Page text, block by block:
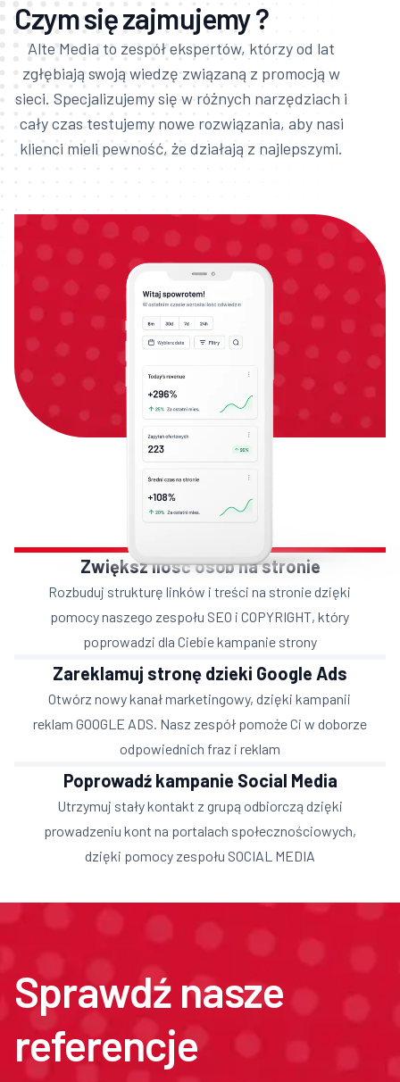
Czym się zajmujemy ?
Alte Media to zespół ekspertów, którzy od lat
zgłębiają swoją wiedzę związaną z promocją w
sieci. Specjalizujemy się w różnych narzędziach i
cały czas testujemy nowe rozwiązania, aby nasi
klienci mieli pewność, że działają z najlepszymi.
Zwiększ ilosć osób na stronie
Rozbuduj strukturę linków i treści na stronie dzięki
pomocy naszego zespołu SEO i COPYRIGHT, który
poprowadzi dla Ciebie kampanie strony
Zareklamuj stronę dzieki Google Ads
Otwórz nowy kanał marketingowy, dzięki kampanii
reklam GOOGLE ADS. Nasz zespół pomoże Ci w doborze
odpowiednich fraz i reklam
Poprowadź kampanie Social Media
Utrzymuj stały kontakt z grupą odbiorczą dzięki
prowadzeniu kont na portalach społecznościowych,
dzięki pomocy zespołu SOCIAL MEDIA
Sprawdź nasze
referencje